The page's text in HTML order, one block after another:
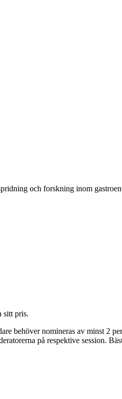
och forskning inom
sitt pris.
behöver nomineras av minst 2
på respektive session.